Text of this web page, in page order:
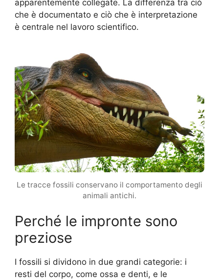
apparentemente collegate. La differenza tra ciò
che è documentato e ciò che è interpretazione
è centrale nel lavoro scientifico.
Le tracce fossili conservano il comportamento degli
animali antichi.
Perché le impronte sono
preziose
I fossili si dividono in due grandi categorie: i
resti del corpo, come ossa e denti, e le